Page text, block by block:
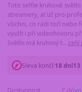
Toto selfie kruhové
streamery, ať už pro
všichni, co rádi točí nebo
využít i při videohovoru
Světlo má kruhový t... celý
Sleva končí:18 dní13
Dostupnost
Z